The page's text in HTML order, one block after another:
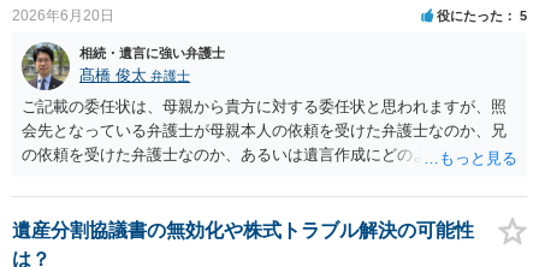
2026年6月20日 役にたった 5
相続・遺言に強い弁護士
髙橋 俊太 弁護士
ご記載の委任状は、母親から貴方に対する委任状と思われますが、照
会先となっている弁護士が母親本人の依頼を受けた弁護士なのか、兄
の依頼を受けた弁護士なのか、あるいは遺言作成にどのような立場で
と思われます。 仮に、その弁護士が母親本人から依頼を受けているの
であれば、母親本人に対する報告義務が問題となります。母親が貴方
に一任する旨を明確に伝えており、委任状の内容にも、弁護士との連
遺産分割協議書の無効化や株式トラブル解決の可能性
は？